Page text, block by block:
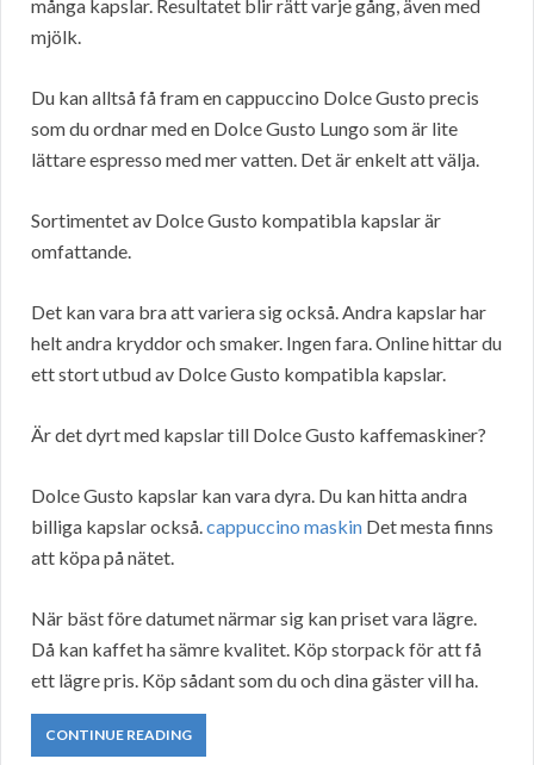
många kapslar. Resultatet blir rätt varje gång, även med
mjölk.
Du kan alltså få fram en cappuccino Dolce Gusto precis
som du ordnar med en Dolce Gusto Lungo som är lite
lättare espresso med mer vatten. Det är enkelt att välja.
Sortimentet av Dolce Gusto kompatibla kapslar är
omfattande.
Det kan vara bra att variera sig också. Andra kapslar har
helt andra kryddor och smaker. Ingen fara. Online hittar du
ett stort utbud av Dolce Gusto kompatibla kapslar.
Är det dyrt med kapslar till Dolce Gusto kaffemaskiner?
Dolce Gusto kapslar kan vara dyra. Du kan hitta andra
billiga kapslar också.cappuccino maskin Det mesta finns
att köpa på nätet.
När bäst före datumet närmar sig kan priset vara lägre.
Då kan kaffet ha sämre kvalitet. Köp storpack för att få
ett lägre pris. Köp sådant som du och dina gäster vill ha.
CONTINUE READING